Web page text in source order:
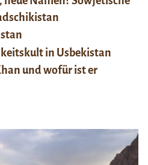
in Usbekistan
und wofür ist er